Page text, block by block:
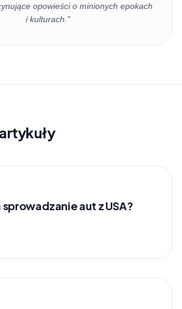
opowieści o minionych epokach
i kulturach."
sprowadzanie aut z USA?